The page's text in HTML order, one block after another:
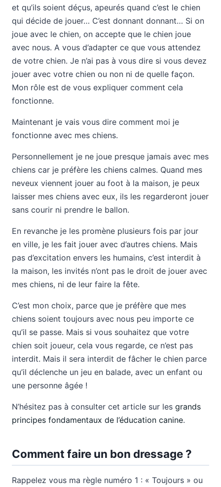
et qu’ils soient déçus, apeurés quand c’est le chien
qui décide de jouer… C’est donnant donnant… Si on
joue avec le chien, on accepte que le chien joue
avec nous. A vous d’adapter ce que vous attendez
de votre chien. Je n’ai pas à vous dire si vous devez
jouer avec votre chien ou non ni de quelle façon.
Mon rôle est de vous expliquer comment cela
fonctionne.
Maintenant je vais vous dire comment moi je
fonctionne avec mes chiens.
Personnellement je ne joue presque jamais avec mes
chiens car je préfère les chiens calmes. Quand mes
neveux viennent jouer au foot à la maison, je peux
laisser mes chiens avec eux, ils les regarderont jouer
sans courir ni prendre le ballon.
En revanche je les promène plusieurs fois par jour
en ville, je les fait jouer avec d’autres chiens. Mais
pas d’excitation envers les humains, c’est interdit à
la maison, les invités n’ont pas le droit de jouer avec
mes chiens, ni de leur faire la fête.
C’est mon choix, parce que je préfère que mes
chiens soient toujours avec nous peu importe ce
qu’il se passe. Mais si vous souhaitez que votre
chien soit joueur, cela vous regarde, ce n’est pas
interdit. Mais il sera interdit de fâcher le chien parce
qu’il déclenche un jeu en balade, avec un enfant ou
une personne âgée !
N’hésitez pas à consulter cet article sur les grands
principes fondamentaux de l’éducation canine.
Comment faire un bon dressage ?
Rappelez vous ma règle numéro 1 : « Toujours » ou